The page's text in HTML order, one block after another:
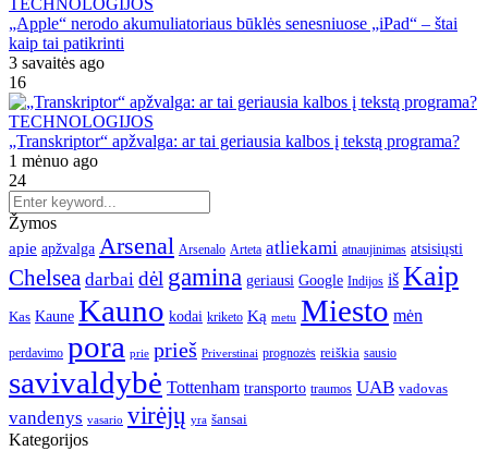
TECHNOLOGIJOS
„Apple“ nerodo akumuliatoriaus būklės senesniuose „iPad“ – štai
kaip tai patikrinti
3 savaitės ago
16
TECHNOLOGIJOS
„Transkriptor“ apžvalga: ar tai geriausia kalbos į tekstą programa?
1 mėnuo ago
24
Žymos
apie apžvalga Arsenal Arsenalo Arteta atliekami atnaujinimas atsisiųsti
Chelsea darbai dėl gamina geriausi Google Indijos iš Kaip
Kas Kaune Kauno kodai kriketo Ką metu Miesto mėn
perdavimo pora prie prieš Priverstinai prognozės reiškia sausio
savivaldybė Tottenham transporto traumos UAB vadovas
vandenys vasario virėjų yra šansai
Kategorijos